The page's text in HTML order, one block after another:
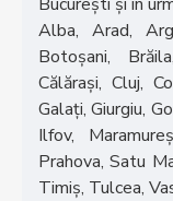
Alba, Arad,
Botoșani,
Călărași, Cluj,
Galați, Giurgiu,
Ilfov,
Prahova, Satu
Timiș, Tulcea,